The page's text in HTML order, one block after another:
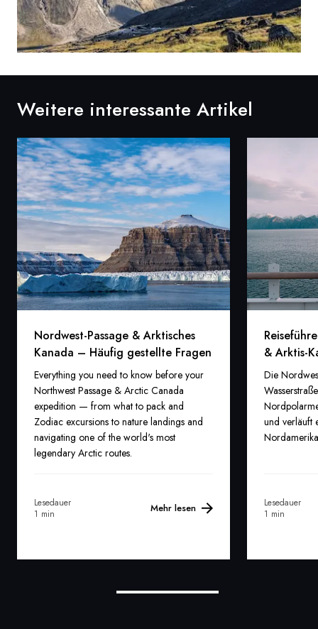
Weitere interessante Artikel
Nordwest-Passage & Arktisches
Kanada – Häufig gestellte Fragen
Everything you need to know before your
Northwest Passage & Arctic Canada
expedition — from what to pack and
Zodiac excursions to nature landings and
navigating one of the world's most
legendary Arctic routes.
Lesedauer
1 min
Mehr lesen
& Arktis-
Die
und verläuft
Lesedauer
1 min